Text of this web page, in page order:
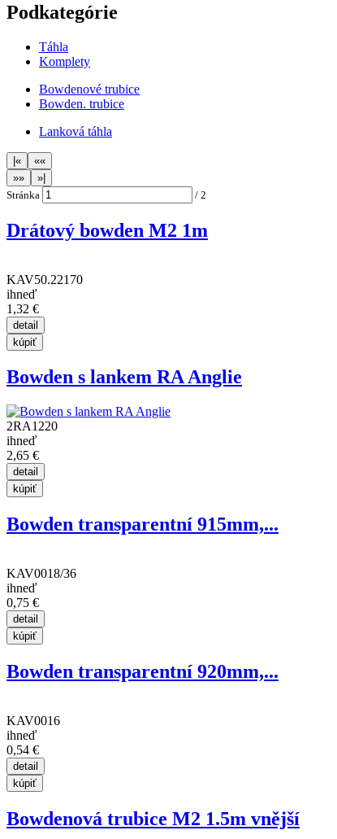
Podkategórie
Táhla
Komplety
Bowdenové trubice
Bowden. trubice
Lanková táhla
Stránka / 2
Drátový bowden M2 1m
KAV50.22170
ihneď
1,32 €
Bowden s lankem RA Anglie
2RA1220
ihneď
2,65 €
Bowden transparentní 915mm,...
KAV0018/36
ihneď
0,75 €
Bowden transparentní 920mm,...
KAV0016
ihneď
0,54 €
Bowdenová trubice M2 1.5m vnější